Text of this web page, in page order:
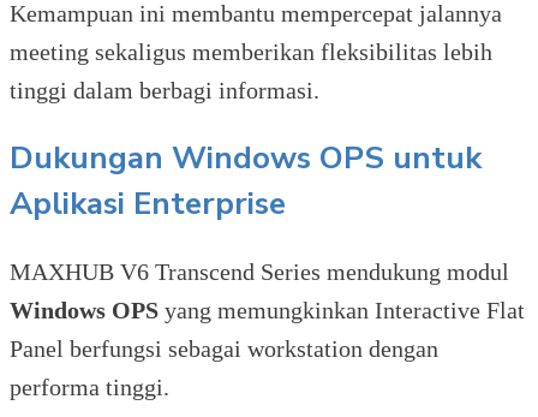
Kemampuan ini membantu mempercepat jalannya
meeting sekaligus memberikan fleksibilitas lebih
tinggi dalam berbagi informasi.
Dukungan Windows OPS untuk
Aplikasi Enterprise
MAXHUB V6 Transcend Series mendukung modul
Windows OPS yang memungkinkan Interactive Flat
Panel berfungsi sebagai workstation dengan
performa tinggi.